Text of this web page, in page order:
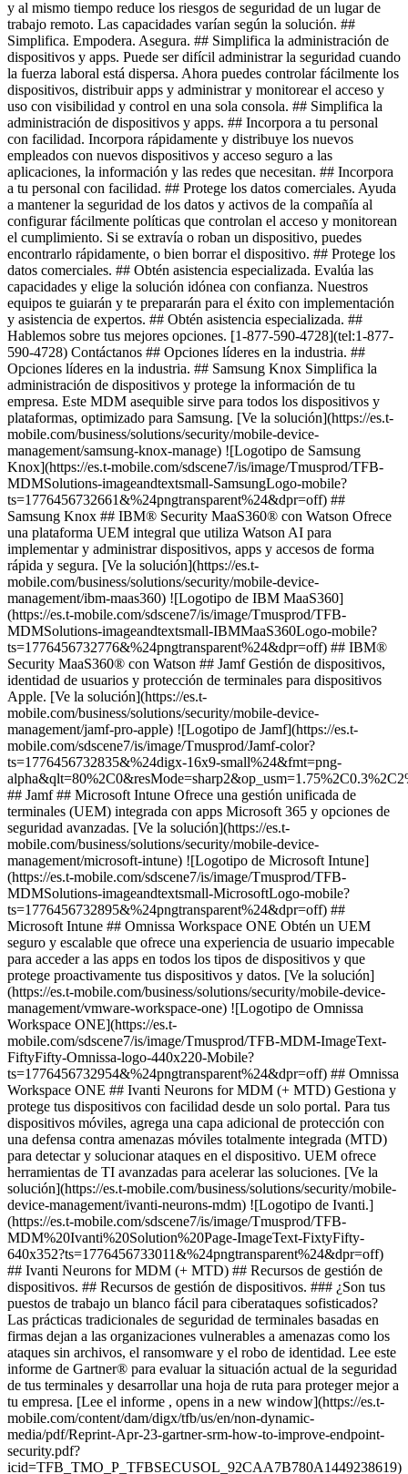
y al mismo tiempo reduce los riesgos de seguridad de un lugar de
trabajo remoto. Las capacidades varían según la solución. ##
Simplifica. Empodera. Asegura. ## Simplifica la administración de
dispositivos y apps. Puede ser difícil administrar la seguridad cuando
la fuerza laboral está dispersa. Ahora puedes controlar fácilmente los
dispositivos, distribuir apps y administrar y monitorear el acceso y
uso con visibilidad y control en una sola consola. ## Simplifica la
administración de dispositivos y apps. ## Incorpora a tu personal
con facilidad. Incorpora rápidamente y distribuye los nuevos
empleados con nuevos dispositivos y acceso seguro a las
aplicaciones, la información y las redes que necesitan. ## Incorpora
a tu personal con facilidad. ## Protege los datos comerciales. Ayuda
a mantener la seguridad de los datos y activos de la compañía al
configurar fácilmente políticas que controlan el acceso y monitorean
el cumplimiento. Si se extravía o roban un dispositivo, puedes
encontrarlo rápidamente, o bien borrar el dispositivo. ## Protege los
datos comerciales. ## Obtén asistencia especializada. Evalúa las
capacidades y elige la solución idónea con confianza. Nuestros
equipos te guiarán y te prepararán para el éxito con implementación
y asistencia de expertos. ## Obtén asistencia especializada. ##
Hablemos sobre tus mejores opciones. [1-877-590-4728](tel:1-877-
590-4728) Contáctanos ## Opciones líderes en la industria. ##
Opciones líderes en la industria. ## Samsung Knox Simplifica la
administración de dispositivos y protege la información de tu
empresa. Este MDM asequible sirve para todos los dispositivos y
plataformas, optimizado para Samsung. [Ve la solución](https://es.t-
mobile.com/business/solutions/security/mobile-device-
management/samsung-knox-manage) ![Logotipo de Samsung
Knox](https://es.t-mobile.com/sdscene7/is/image/Tmusprod/TFB-
MDMSolutions-imageandtextsmall-SamsungLogo-mobile?
ts=1776456732661&%24pngtransparent%24&dpr=off) ##
Samsung Knox ## IBM® Security MaaS360® con Watson Ofrece
una plataforma UEM integral que utiliza Watson AI para
implementar y administrar dispositivos, apps y accesos de forma
rápida y segura. [Ve la solución](https://es.t-
mobile.com/business/solutions/security/mobile-device-
management/ibm-maas360) ![Logotipo de IBM MaaS360]
(https://es.t-mobile.com/sdscene7/is/image/Tmusprod/TFB-
MDMSolutions-imageandtextsmall-IBMMaaS360Logo-mobile?
ts=1776456732776&%24pngtransparent%24&dpr=off) ## IBM®
Security MaaS360® con Watson ## Jamf Gestión de dispositivos,
identidad de usuarios y protección de terminales para dispositivos
Apple. [Ve la solución](https://es.t-
mobile.com/business/solutions/security/mobile-device-
management/jamf-pro-apple) ![Logotipo de Jamf](https://es.t-
mobile.com/sdscene7/is/image/Tmusprod/Jamf-color?
ts=1776456732835&%24digx-16x9-small%24&fmt=png-
## Jamf ## Microsoft Intune Ofrece una gestión unificada de
terminales (UEM) integrada con apps Microsoft 365 y opciones de
seguridad avanzadas. [Ve la solución](https://es.t-
mobile.com/business/solutions/security/mobile-device-
management/microsoft-intune) ![Logotipo de Microsoft Intune]
(https://es.t-mobile.com/sdscene7/is/image/Tmusprod/TFB-
MDMSolutions-imageandtextsmall-MicrosoftLogo-mobile?
ts=1776456732895&%24pngtransparent%24&dpr=off) ##
Microsoft Intune ## Omnissa Workspace ONE Obtén un UEM
seguro y escalable que ofrece una experiencia de usuario impecable
para acceder a las apps en todos los tipos de dispositivos y que
protege proactivamente tus dispositivos y datos. [Ve la solución]
(https://es.t-mobile.com/business/solutions/security/mobile-device-
management/vmware-workspace-one) ![Logotipo de Omnissa
Workspace ONE](https://es.t-
mobile.com/sdscene7/is/image/Tmusprod/TFB-MDM-ImageText-
FiftyFifty-Omnissa-logo-440x220-Mobile?
ts=1776456732954&%24pngtransparent%24&dpr=off) ## Omnissa
Workspace ONE ## Ivanti Neurons for MDM (+ MTD) Gestiona y
protege tus dispositivos con facilidad desde un solo portal. Para tus
dispositivos móviles, agrega una capa adicional de protección con
una defensa contra amenazas móviles totalmente integrada (MTD)
para detectar y solucionar ataques en el dispositivo. UEM ofrece
herramientas de TI avanzadas para acelerar las soluciones. [Ve la
solución](https://es.t-mobile.com/business/solutions/security/mobile-
device-management/ivanti-neurons-mdm) ![Logotipo de Ivanti.]
(https://es.t-mobile.com/sdscene7/is/image/Tmusprod/TFB-
MDM%20Ivanti%20Solution%20Page-ImageText-FixtyFifty-
640x352?ts=1776456733011&%24pngtransparent%24&dpr=off)
## Ivanti Neurons for MDM (+ MTD) ## Recursos de gestión de
dispositivos. ## Recursos de gestión de dispositivos. ### ¿Son tus
puestos de trabajo un blanco fácil para ciberataques sofisticados?
Las prácticas tradicionales de seguridad de terminales basadas en
firmas dejan a las organizaciones vulnerables a amenazas como los
ataques sin archivos, el ransomware y el robo de identidad. Lee este
informe de Gartner® para evaluar la situación actual de la seguridad
de tus terminales y desarrollar una hoja de ruta para proteger mejor a
tu empresa. [Lee el informe , opens in a new window](https://es.t-
mobile.com/content/dam/digx/tfb/us/en/non-dynamic-
media/pdf/Reprint-Apr-23-gartner-srm-how-to-improve-endpoint-
security.pdf?
icid=TFB_TMO_P_TFBSECUSOL_92CAA7B780A1449238619)